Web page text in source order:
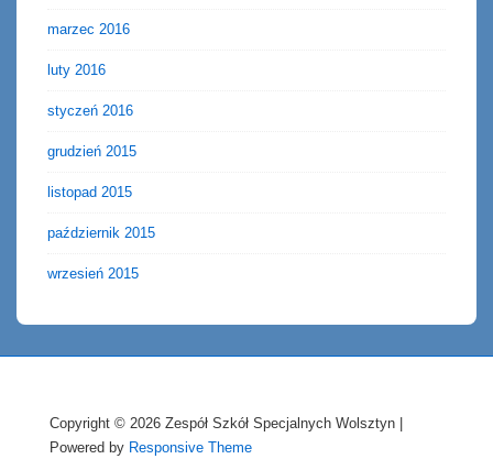
marzec 2016
luty 2016
styczeń 2016
grudzień 2015
listopad 2015
październik 2015
wrzesień 2015
Copyright © 2026 Zespół Szkół Specjalnych Wolsztyn
Powered by Responsive Theme